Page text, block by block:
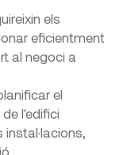
els
eficientment
al negoci a
el
l'edifici